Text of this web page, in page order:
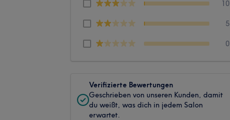
10
5
0
Verifizierte Bewertungen
Geschrieben von unseren Kunden, damit
du weißt, was dich in jedem Salon
erwartet.